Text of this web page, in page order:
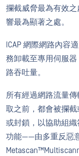
攔截威脅最為有效
響最為顯著之處。
ICAP 網際網路內容
務卸載至專用伺服
路吞吐量。
所有經過網路流量
取之前，都會被攔
或封鎖，以協助組
功能——由多重反惡